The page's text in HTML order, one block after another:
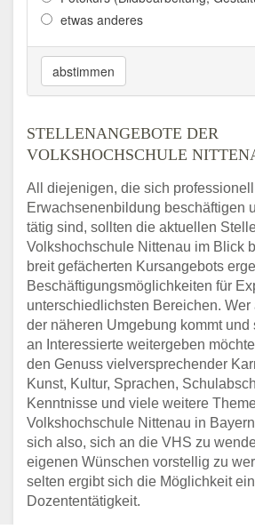
etwas anderes
abstimmen
STELLENANGEBOTE DER
VOLKSHOCHSCHULE
All diejenigen, die sich
Erwachsenenbildung beschäftigen
tätig sind, sollten die aktuellen
Volkshochschule Nittenau im Blick
breit gefächerten Kursangebots
Beschäftigungsmöglichkeiten für
unterschiedlichsten Bereichen.
der näheren Umgebung kommt
an Interessierte weitergeben
den Genuss vielversprechender
Kunst, Kultur, Sprachen,
Kenntnisse und viele weitere
Volkshochschule Nittenau in
sich also, sich an die VHS zu
eigenen Wünschen vorstellig zu
selten ergibt sich die Möglichkeit
Dozententätigkeit.